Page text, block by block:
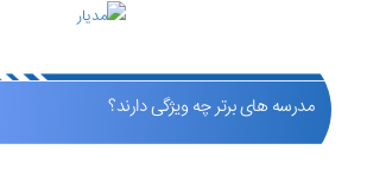
مدرسه های برتر چه ویژگی دارند؟